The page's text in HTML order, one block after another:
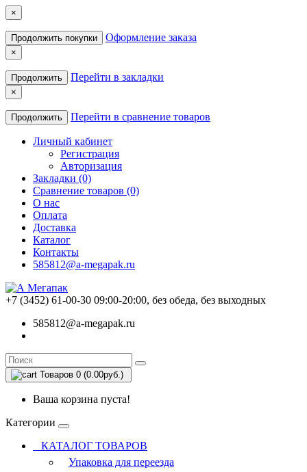
×
Продолжить покупки Оформление заказа
×
Продолжить Перейти в закладки
×
Продолжить Перейти в сравнение товаров
Личный кабинет
Регистрация
Авторизация
Закладки (0)
Сравнение товаров (0)
О нас
Оплата
Доставка
Каталог
Контакты
585812@a-megapak.ru
+7 (3452) 61-00-30 09:00-20:00, без обеда, без выходных
585812@a-megapak.ru
Товаров 0 (0.00руб.)
Ваша корзина пуста!
Категории
КАТАЛОГ ТОВАРОВ
Упаковка для переезда